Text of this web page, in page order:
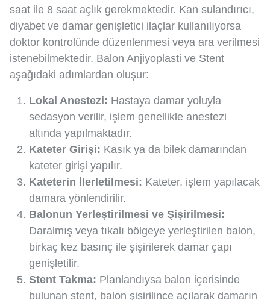
saat ile 8 saat açlık gerekmektedir. Kan sulandırıcı,
diyabet ve damar genişletici ilaçlar kullanılıyorsa
doktor kontrolünde düzenlenmesi veya ara verilmesi
istenebilmektedir. Balon Anjiyoplasti ve Stent
aşağıdaki adımlardan oluşur:
Lokal Anestezi: Hastaya damar yoluyla
sedasyon verilir, işlem genellikle anestezi
altında yapılmaktadır.
Kateter Girişi: Kasık ya da bilek damarından
kateter girişi yapılır.
Kateterin İlerletilmesi: Kateter, işlem yapılacak
damara yönlendirilir.
Balonun Yerleştirilmesi ve Şişirilmesi:
Daralmış veya tıkalı bölgeye yerleştirilen balon,
birkaç kez basınç ile şişirilerek damar çapı
genişletilir.
Stent Takma: Planlandıysa balon içerisinde
bulunan stent, balon şişirilince açılarak damarın